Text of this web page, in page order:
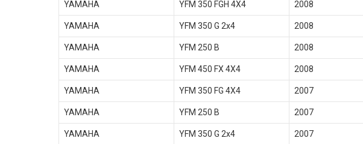
YAMAHA YFM 350 FGH 4X4 2008
YAMAHA YFM 350 G 2x4 2008
YAMAHA YFM 250 B 2008
YAMAHA YFM 450 FX 4X4 2008
YAMAHA YFM 350 FG 4X4 2007
YAMAHA YFM 250 B 2007
YAMAHA YFM 350 G 2x4 2007